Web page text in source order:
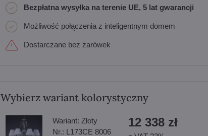
Bezpłatna wysyłka na terenie UE, 5 lat gwarancji
Możliwość połączenia z inteligentnym domem
Dostarczane bez żarówek
Wybierz wariant kolorystyczny
Wariant: Złoty
Nr.: L173CE 8006
12 338 zł